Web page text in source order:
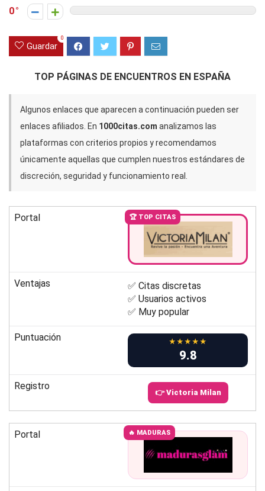
0
Guardar
0
TOP PÁGINAS DE ENCUENTROS EN ESPAÑA
Algunos enlaces que aparecen a continuación pueden ser
enlaces afiliados. En 1000citas.com analizamos las
plataformas con criterios propios y recomendamos
únicamente aquellas que cumplen nuestros estándares de
discreción, seguridad y funcionamiento real.
Portal 🏆 TOP CITAS
Ventajas
✅ Citas discretas
✅ Usuarios activos
✅ Muy popular
Puntuación ★★★★★
9.8
Registro
👉 Victoria Milan
Portal 🔥 MADURAS